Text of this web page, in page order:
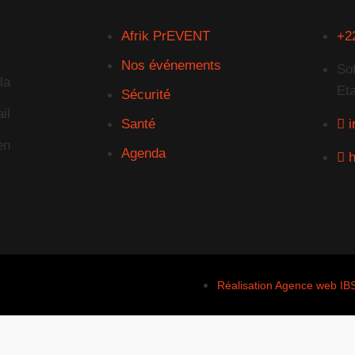
Afrik PrEVENT
Nos événements
Sécurité
Santé
Agenda
Réalisation Agence web